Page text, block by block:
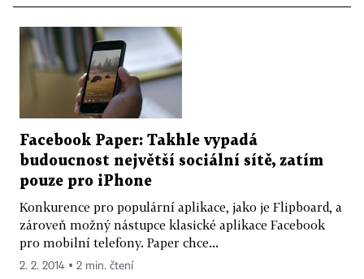
Facebook Paper: Takhle vypadá
budoucnost největší sociální sítě, zatím
pouze pro iPhone
Konkurence pro populární aplikace, jako je Flipboard, a
zároveň možný nástupce klasické aplikace Facebook
pro mobilní telefony. Paper chce...
2. 2. 2014 ▪ 2 min. čtení